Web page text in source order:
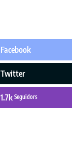
Facebook
Twitter
1.7k Seguidors